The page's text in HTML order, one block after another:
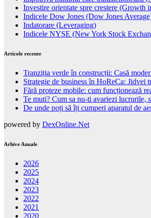
Investire orientate spre crestere (Growth
Indicele Dow Jones (Dow Jones
Indatorare (Leveraging)
Indicele NYSE (New York Stock
Articole recente
Tranziția verde în construcții: Casă
Strategie de business în HoReCa: Jidvei
Fără proteze mobile: cum funcționează
Te muti? Cum sa nu-ti avariezi lucrurile,
De unde poți să îți cumperi aparatul de
powered by DexOnline.Net
Arhive Anuale
2026
2025
2024
2023
2022
2021
2020